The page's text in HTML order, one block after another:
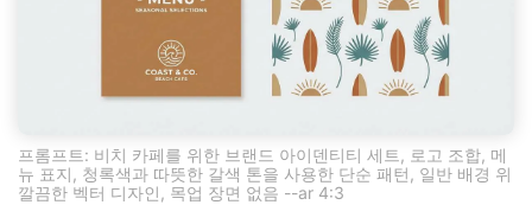
프롬프트: 비치 카페를 위한 브랜드 아이덴티티 세트, 로고 조합, 메
뉴 표지, 청록색과 따뜻한 갈색 톤을 사용한 단순 패턴, 일반 배경 위
깔끔한 벡터 디자인, 목업 장면 없음 --ar 4:3